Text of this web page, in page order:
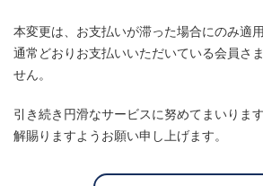
本変更は、お支払いが滞った場合にのみ適用
通常どおりお支払いいただいている会員さ
せん。
引き続き円滑なサービスに努めてまいりま
解賜りますようお願い申し上げます。